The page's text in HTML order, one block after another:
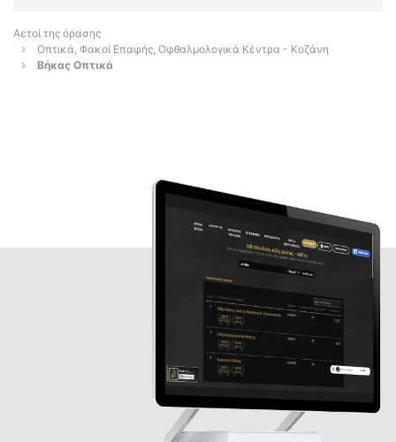
Αετοί της όρασης
Οπτικά, Φακοί Επαφής, Οφθαλμολογικά Κέντρα - Κοζάνη
Βήκας Οπτικά